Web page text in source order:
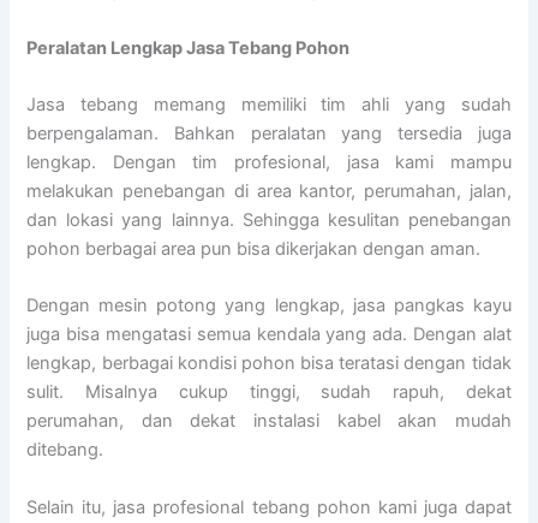
Peralatan Lengkap Jasa Tebang Pohon
Jasa tebang memang memiliki tim ahli yang sudah
berpengalaman. Bahkan peralatan yang tersedia juga
lengkap. Dengan tim profesional, jasa kami mampu
melakukan penebangan di area kantor, perumahan, jalan,
dan lokasi yang lainnya. Sehingga kesulitan penebangan
pohon berbagai area pun bisa dikerjakan dengan aman.
Dengan mesin potong yang lengkap, jasa pangkas kayu
juga bisa mengatasi semua kendala yang ada. Dengan alat
lengkap, berbagai kondisi pohon bisa teratasi dengan tidak
sulit. Misalnya cukup tinggi, sudah rapuh, dekat
perumahan, dan dekat instalasi kabel akan mudah
ditebang.
Selain itu, jasa profesional tebang pohon kami juga dapat